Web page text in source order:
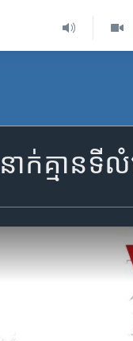
ាក់​គ្មាន​ទី​